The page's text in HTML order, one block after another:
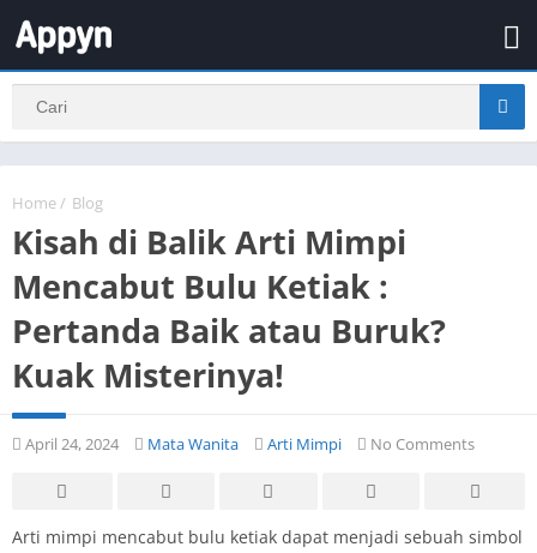
Home / Blog
Kisah di Balik Arti Mimpi
Mencabut Bulu Ketiak :
Pertanda Baik atau Buruk?
Kuak Misterinya!
April 24, 2024 Mata Wanita Arti Mimpi No Comments
Arti mimpi mencabut bulu ketiak dapat menjadi sebuah simbol